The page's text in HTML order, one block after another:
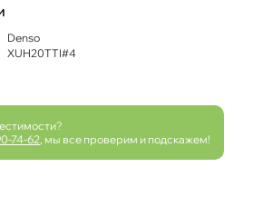
Denso
XUH20TTI#4
74-62 , мы все проверим и подскажем!